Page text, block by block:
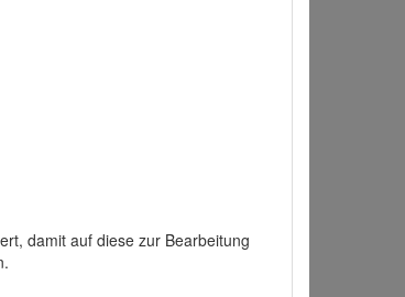
damit auf diese zur Bearbeitung